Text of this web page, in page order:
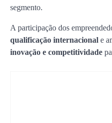
segmento.
A participação dos
qualificação internacional e
inovação e competitividade